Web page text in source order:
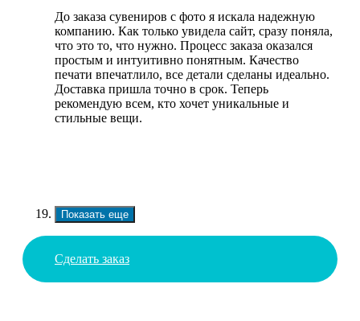
До заказа сувениров с фото я искала надежную
компанию. Как только увидела сайт, сразу поняла,
что это то, что нужно. Процесс заказа оказался
простым и интуитивно понятным. Качество
печати впечатлило, все детали сделаны идеально.
Доставка пришла точно в срок. Теперь
рекомендую всем, кто хочет уникальные и
стильные вещи.
Показать еще
Сделать заказ